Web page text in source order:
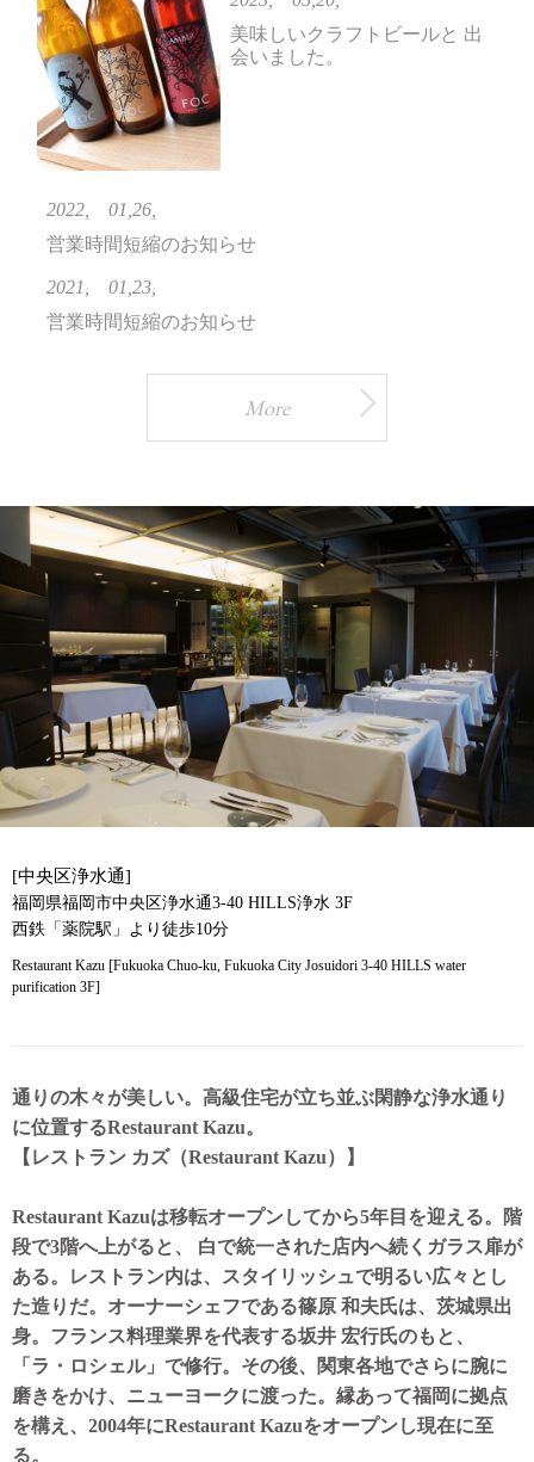
美味しいクラフトビールと 出
会いました。
2022, 01,26,
営業時間短縮のお知らせ
2021, 01,23,
営業時間短縮のお知らせ
More
[中央区浄水通]
福岡県福岡市中央区浄水通3-40 HILLS浄水 3F
西鉄「薬院駅」より徒歩10分
Restaurant Kazu [Fukuoka Chuo-ku, Fukuoka City Josuidori 3-40 HILLS water
purification 3F]
通りの木々が美しい。高級住宅が立ち並ぶ閑静な浄水通り
に位置するRestaurant Kazu。
【レストラン カズ（Restaurant Kazu）】
Restaurant Kazuは移転オープンしてから5年目を迎える。階
段で3階へ上がると、 白で統一された店内へ続くガラス扉が
ある。レストラン内は、スタイリッシュで明るい広々とし
た造りだ。オーナーシェフである篠原 和夫氏は、茨城県出
身。フランス料理業界を代表する坂井 宏行氏のもと、
「ラ・ロシェル」で修行。その後、関東各地でさらに腕に
磨きをかけ、ニューヨークに渡った。縁あって福岡に拠点
を構え、2004年にRestaurant Kazuをオープンし現在に至
る。